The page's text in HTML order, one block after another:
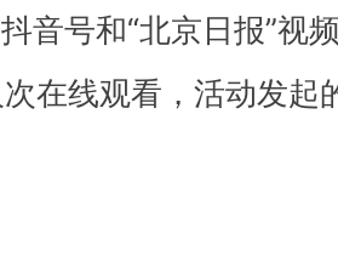
音号和“北京日报”视
在线观看，活动发起